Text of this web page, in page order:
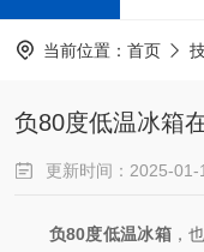
当前位置： 首页
负80度低温冰箱
更新时间：2025-01-
负80度低温冰箱，